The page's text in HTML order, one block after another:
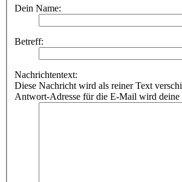
Dein Name:
Betreff:
Nachrichtentext:
Diese Nachricht wird als reiner Text
Antwort-Adresse für die E-Mail wird deine